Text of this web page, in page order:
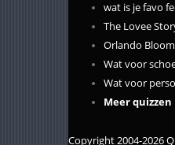
wat is je favo
The Lovee
Orlando
Wat voor
Wat voor
Meer quizzen
Copyright 2004-2026